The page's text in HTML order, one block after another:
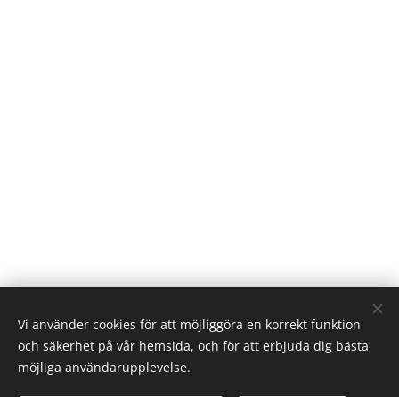
Vi använder cookies för att möjliggöra en korrekt funktion
och säkerhet på vår hemsida, och för att erbjuda dig bästa
möjliga användarupplevelse.